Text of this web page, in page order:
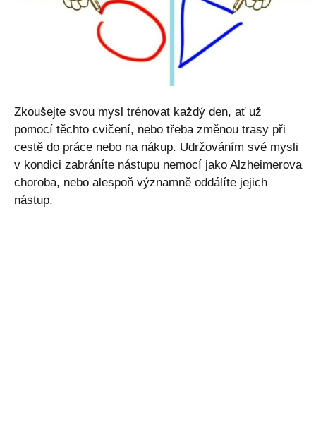
Zkoušejte svou mysl trénovat každý den, ať už
pomocí těchto cvičení, nebo třeba změnou trasy při
cestě do práce nebo na nákup. Udržováním své mysli
v kondici zabráníte nástupu nemocí jako Alzheimerova
choroba, nebo alespoň významně oddálíte jejich
nástup.